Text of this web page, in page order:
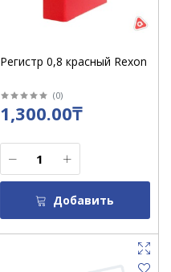
Регистр 0,8 красный Rexon
(0)
1,300.00₸
Добавить